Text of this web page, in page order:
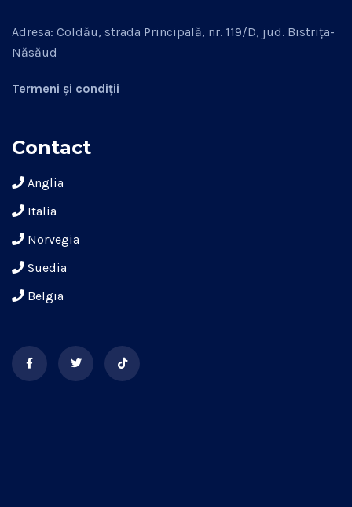
Adresa: Coldău, strada Principală, nr. 119/D, jud. Bistrița-
Năsăud
Termeni și condiții
Contact
Anglia
Italia
Norvegia
Suedia
Belgia